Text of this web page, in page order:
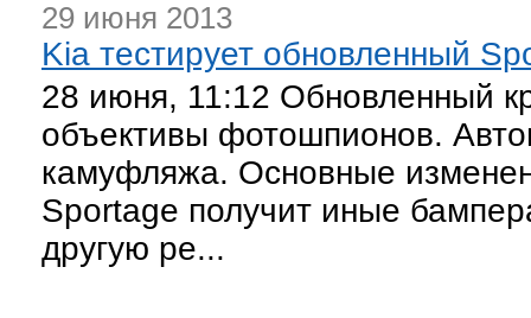
29 июня 2013
Kia тестирует обновленный
28 июня, 11:12 Обновленный
объективы фотошпионов.
камуфляжа. Основные
Sportage получит иные
другую ре...